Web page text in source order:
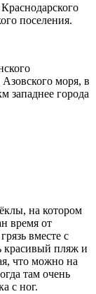
поселения.
моря, в
западнее города
время от
вместе с
красивый пляж и
что можно на
там очень
с ног.